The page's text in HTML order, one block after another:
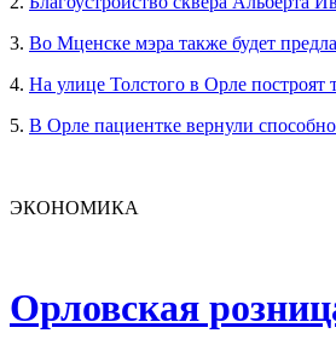
3. Во Мценске мэра также будет
4. На улице Толстого в Орле
5. В Орле пациентке вернули
ЭКОНОМИКА
Орловская